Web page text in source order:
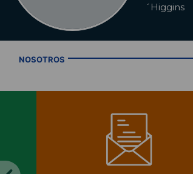
´Higgins
NOSOTROS